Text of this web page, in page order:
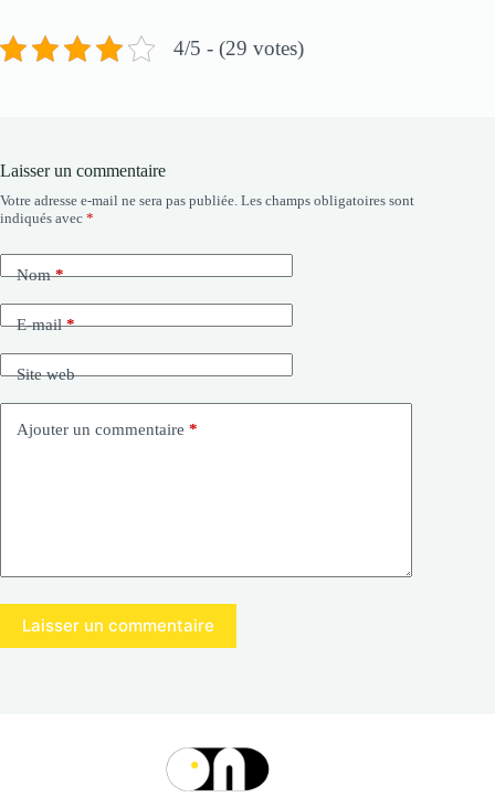
4/5 - (29 votes)
Laisser un commentaire
Votre adresse e-mail ne sera pas publiée. Les champs obligatoires sont
indiqués avec *
Nom*
E-mail*
Site web
Ajouter un commentaire *
Laisser un commentaire